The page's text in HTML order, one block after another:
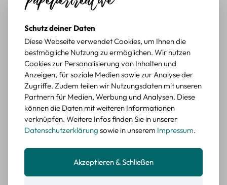
Retro Briefmarken Sticker Set – 45 Papier-
Sticker mit Wald- und Tiermotiven
Durchschnittliche Bewertung von 5 von 5 Sternen
Erika G.diesen Monat Verifizierter Kauf
Schöne Motive
Die Sticker passen gut zu meinen Büchern, würde sie
wieder kaufen.
BEWERTETER ARTIKEL
Retro Blumen Sticker Set – 45 Stück mit 15
Durchschnittliche Bewertung von 5 von 5 Sternen
Erika G.diesen Monat Verifizierter Kauf
Schutz deiner Daten
Diese Webseite verwendet Cookies, um Ihnen die
bestmögliche Nutzung zu ermöglichen. Wir nutzen
Cookies zur Personalisierung von Inhalten und
Anzeigen, für soziale Medien sowie zur Analyse der
Zugriffe. Zudem teilen wir Nutzungsdaten mit unseren
Partnern für Medien, Werbung und Analysen. Diese
können die Daten mit weiteren Informationen
verknüpfen. Weitere Infos finden Sie in unserer
Datenschutzerklärung sowie in unserem Impressum.
Akzeptieren & Schließen